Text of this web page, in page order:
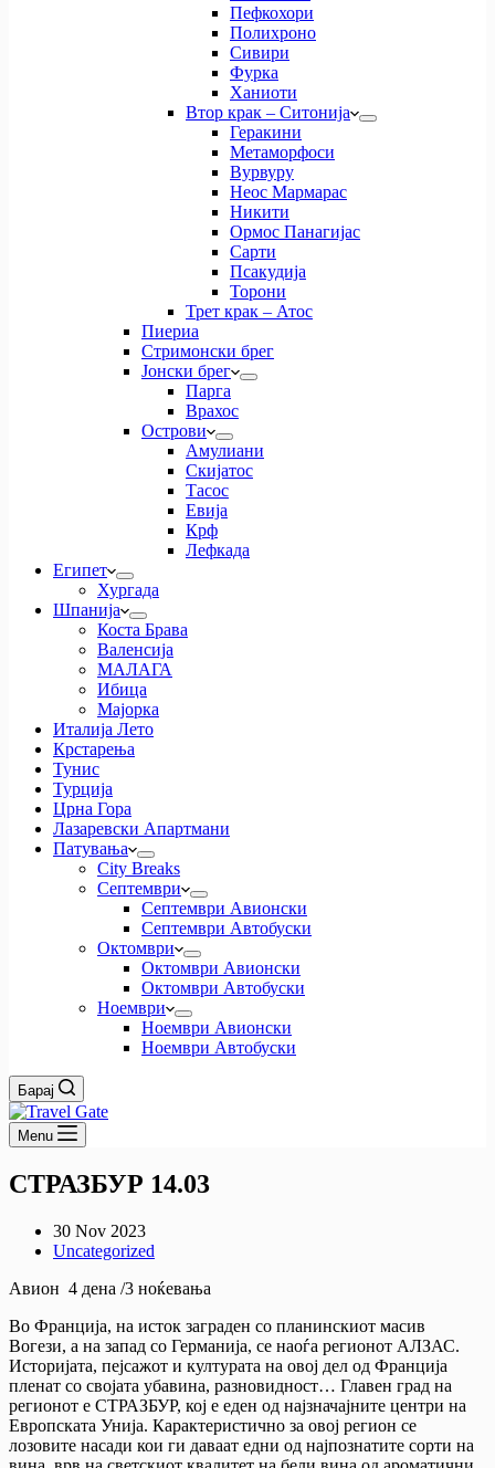
Пефкохори
Полихроно
Сивири
Фурка
Ханиоти
Втор крак – Ситонија
Геракини
Метаморфоси
Вурвуру
Неос Мармарас
Никити
Ормос Панагијас
Сарти
Псакудија
Торони
Трет крак – Атос
Пиериа
Стримонски брег
Јонски брег
Парга
Врахос
Острови
Амулиани
Скијатос
Тасос
Евија
Крф
Лефкада
Египет
Хургада
Шпанија
Коста Брава
Валенсија
МАЛАГА
Ибица
Мајорка
Италија Лето
Крстарења
Тунис
Турција
Црна Гора
Лазаревски Апартмани
Патувања
City Breaks
Септември
Септември Авионски
Септември Автобуски
Октомври
Октомври Авионски
Октомври Автобуски
Ноември
Ноември Авионски
Ноември Автобуски
Барај
Menu
СТРАЗБУР 14.03
30 Nov 2023
Uncategorized
Авион 4 дена /3 ноќевања
Во Франција, на исток заграден со планинскиот масив
Вогези, а на запад со Германија, се наоѓа регионот АЛЗАС.
Историјата, пејсажот и културата на овој дел од Франција
пленат со својата убавина, разновидност… Главен град на
регионот е СТРАЗБУР, кој е еден од најзначајните центри на
Европската Унија. Карактеристично за овој регион се
лозовите насади кои ги даваат едни од најпознатите сорти на